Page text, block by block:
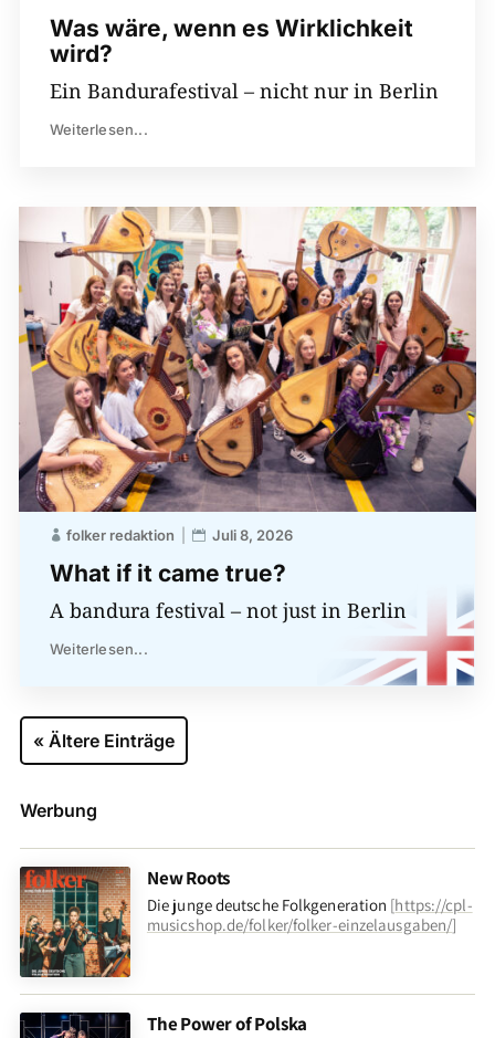
Was wäre, wenn es Wirklichkeit
wird?
Ein Bandurafestival – nicht nur in Berlin
Weiterlesen...
What if it came true?
folker redaktion Juli 8, 2026
A bandura festival – not just in Berlin
Weiterlesen...
« Ältere Einträge
Werbung
New Roots
Die junge deutsche Folkgeneration [https://cpl-
musicshop.de/folker/folker-einzelausgaben/]
The Power of Polska